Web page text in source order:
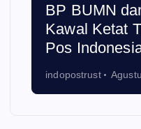
BP BUMN
Kawal Ketat
Pos
indopostrust